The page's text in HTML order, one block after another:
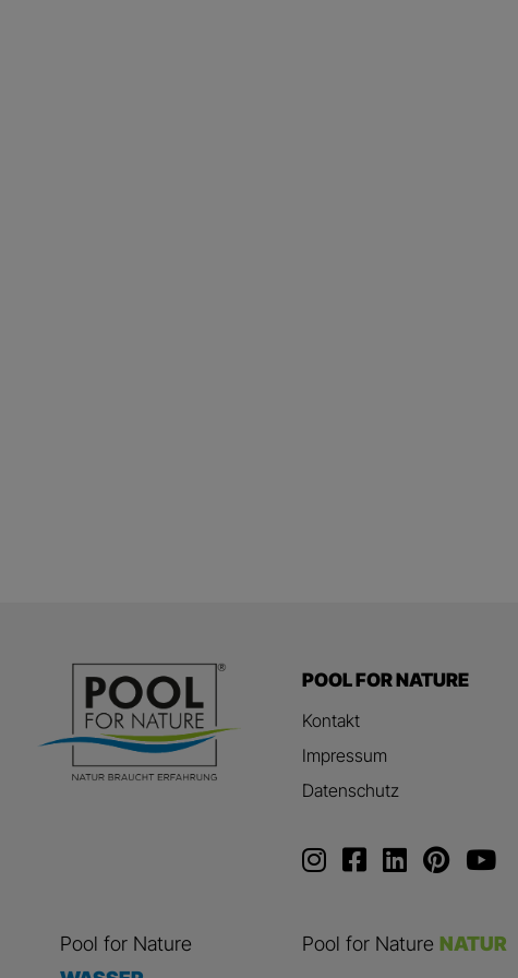
POOL FOR NATURE
Kontakt
Impressum
Datenschutz
Pool for Nature
Pool for NatureNATUR